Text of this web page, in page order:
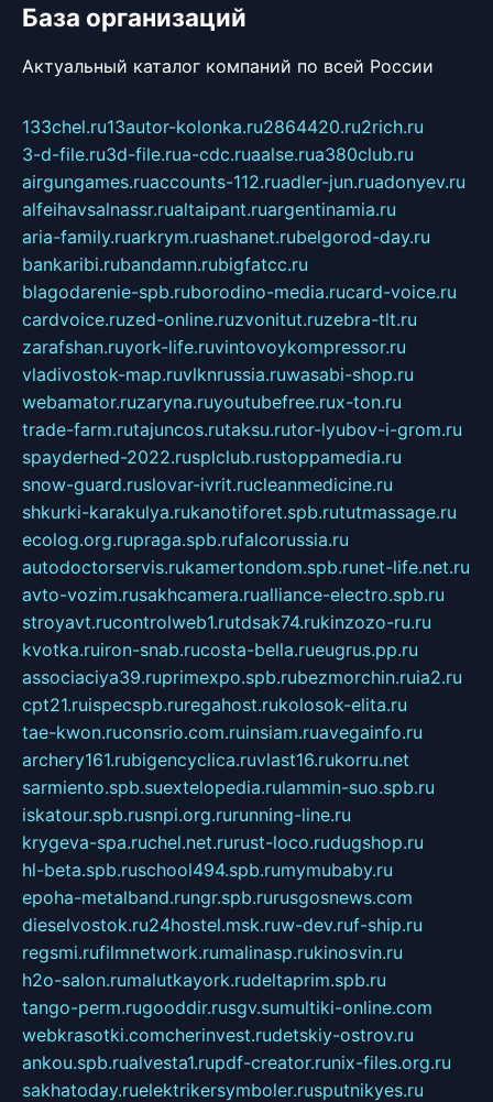
База организаций
Актуальный каталог компаний по всей России
133chel.ru13autor-kolonka.ru2864420.ru2rich.ru
3-d-file.ru3d-file.rua-cdc.ruaalse.rua380club.ru
airgungames.ruaccounts-112.ruadler-jun.ruadonyev.ru
alfeihavsalnassr.rualtaipant.ruargentinamia.ru
aria-family.ruarkrym.ruashanet.rubelgorod-day.ru
bankaribi.rubandamn.rubigfatcc.ru
blagodarenie-spb.ruborodino-media.rucard-voice.ru
cardvoice.ruzed-online.ruzvonitut.ruzebra-tlt.ru
zarafshan.ruyork-life.ruvintovoykompressor.ru
vladivostok-map.ruvlknrussia.ruwasabi-shop.ru
webamator.ruzaryna.ruyoutubefree.rux-ton.ru
trade-farm.rutajuncos.rutaksu.rutor-lyubov-i-grom.ru
spayderhed-2022.rusplclub.rustoppamedia.ru
snow-guard.ruslovar-ivrit.rucleanmedicine.ru
shkurki-karakulya.rukanotiforet.spb.rututmassage.ru
ecolog.org.rupraga.spb.rufalcorussia.ru
autodoctorservis.rukamertondom.spb.runet-life.net.ru
avto-vozim.rusakhcamera.rualliance-electro.spb.ru
stroyavt.rucontrolweb1.rutdsak74.rukinzozo-ru.ru
kvotka.ruiron-snab.rucosta-bella.rueugrus.pp.ru
associaciya39.ruprimexpo.spb.rubezmorchin.ruia2.ru
cpt21.ruispecspb.ruregahost.rukolosok-elita.ru
tae-kwon.ruconsrio.com.ruinsiam.ruavegainfo.ru
archery161.rubigencyclica.ruvlast16.rukorru.net
sarmiento.spb.suextelopedia.rulammin-suo.spb.ru
iskatour.spb.rusnpi.org.rurunning-line.ru
krygeva-spa.ruchel.net.rurust-loco.rudugshop.ru
hl-beta.spb.ruschool494.spb.rumymubaby.ru
epoha-metalband.rungr.spb.rurusgosnews.com
dieselvostok.ru24hostel.msk.ruw-dev.ruf-ship.ru
regsmi.rufilmnetwork.rumalinasp.rukinosvin.ru
h2o-salon.rumalutkayork.rudeltaprim.spb.ru
tango-perm.rugooddir.rusgv.sumultiki-online.com
webkrasotki.comcherinvest.rudetskiy-ostrov.ru
ankou.spb.rualvesta1.rupdf-creator.runix-files.org.ru
sakhatoday.ruelektrikersymboler.rusputnikyes.ru